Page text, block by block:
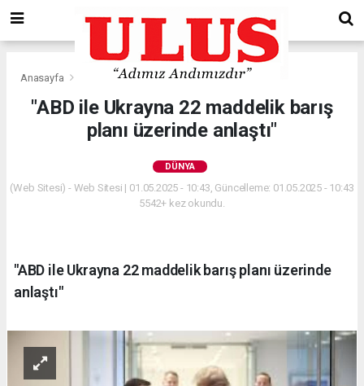
Anasayfa
"ABD ile Ukrayna 22 maddelik barış
planı üzerinde anlaştı"
DÜNYA
(Web Sitesi) - Web Sitesi | 01.05.2025 - 10:43, Güncelleme: 01.05.2025 - 10:43
5542+ kez okundu.
"ABD ile Ukrayna 22 maddelik barış planı üzerinde
anlaştı"